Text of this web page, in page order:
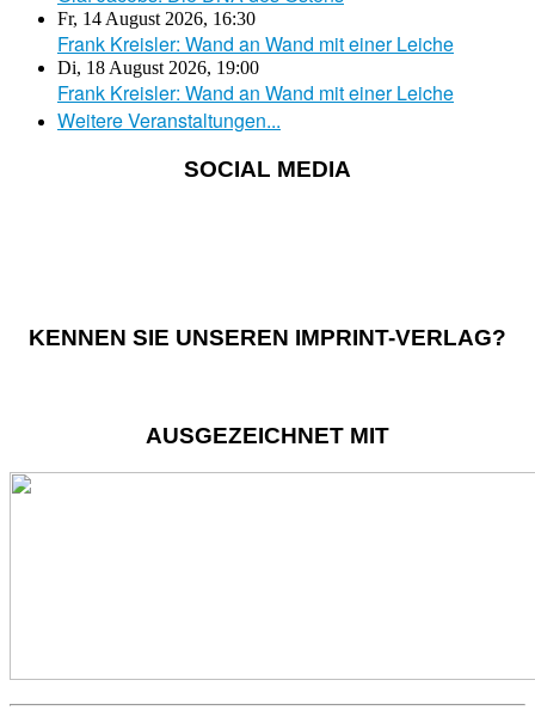
Fr, 14 August 2026, 16:30
Frank Kreisler: Wand an Wand mit einer Leiche
Di, 18 August 2026, 19:00
Frank Kreisler: Wand an Wand mit einer Leiche
Weitere Veranstaltungen...
SOCIAL MEDIA
KENNEN SIE UNSEREN IMPRINT-VERLAG?
AUSGEZEICHNET MIT